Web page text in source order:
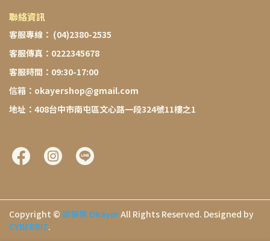
聯絡資訊
客服專線： (04)2380-2535
客服傳真：0222345678
客服時間：09:30-17:00
信箱：okayershop@gmail.com
地址：408台中市南屯區文心路一段324號11樓之1
Copyright © 歐葵樂 OkayerAll Rights Reserved. Designed by
CYBERBIZ.